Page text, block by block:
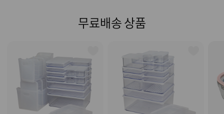
무료배송 상품